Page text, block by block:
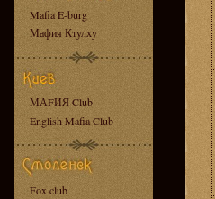
Mafia E-burg
Мафия Ктулху
МАFИЯ Club
English Mafia Club
Fox club